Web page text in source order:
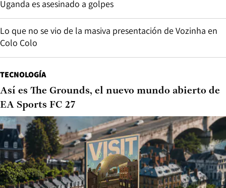
Uganda es asesinado a golpes
Lo que no se vio de la masiva presentación de Vozinha en
Colo Colo
TECNOLOGÍA
Así es The Grounds, el nuevo mundo abierto de
EA Sports FC 27